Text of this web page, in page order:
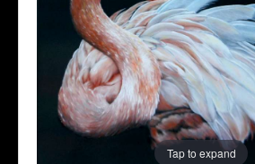
Tap to expand